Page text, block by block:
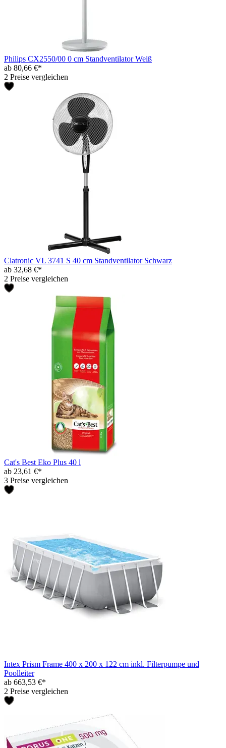
Philips CX2550/00 0 cm Standventilator Weiß
ab 80,66 €*
2 Preise vergleichen
Clatronic VL 3741 S 40 cm Standventilator Schwarz
ab 32,68 €*
2 Preise vergleichen
Cat's Best Eko Plus 40 l
ab 23,61 €*
3 Preise vergleichen
Intex Prism Frame 400 x 200 x 122 cm inkl. Filterpumpe und
Poolleiter
ab 663,53 €*
2 Preise vergleichen